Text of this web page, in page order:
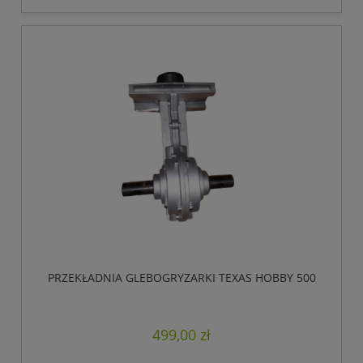
PRZEKŁADNIA GLEBOGRYZARKI TEXAS HOBBY 500
499,00 zł